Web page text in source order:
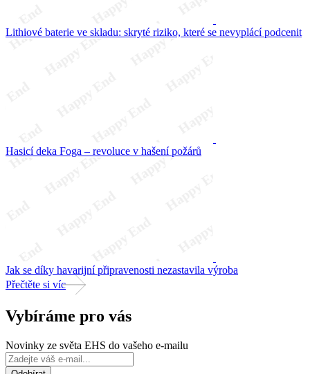
Lithiové baterie ve skladu: skryté riziko, které se nevyplácí podcenit
Hasicí deka Foga – revoluce v hašení požárů
Jak se díky havarijní připravenosti nezastavila výroba
Přečtěte si víc
Vybíráme pro vás
Novinky ze světa EHS do vašeho e-mailu